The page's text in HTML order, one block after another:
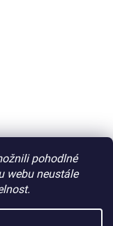
pohodlné
webu neustále